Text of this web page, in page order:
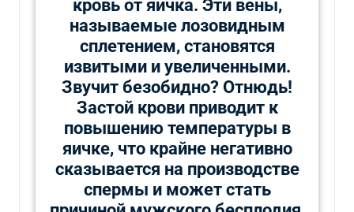
кровь от яичка. Эти вены,
называемые лозовидным
сплетением, становятся
извитыми и увеличенными.
Звучит безобидно? Отнюдь!
Застой крови приводит к
повышению температуры в
яичке, что крайне негативно
сказывается на производстве
спермы и может стать